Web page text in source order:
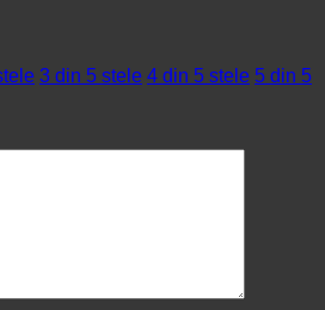
3 din 5 stele 4 din 5 stele 5 din 5